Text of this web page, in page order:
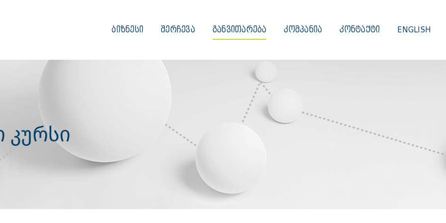
ᲑᲘᲖᲜᲔᲡᲘ ᲨᲔᲠᲩᲔᲕᲐ ᲒᲐᲜᲕᲘᲗᲐᲠᲔᲑᲐ ᲙᲝᲛᲞᲐᲜᲘᲐ ᲙᲝᲜᲢᲐᲥᲢᲘ ENGLISH
კურსი